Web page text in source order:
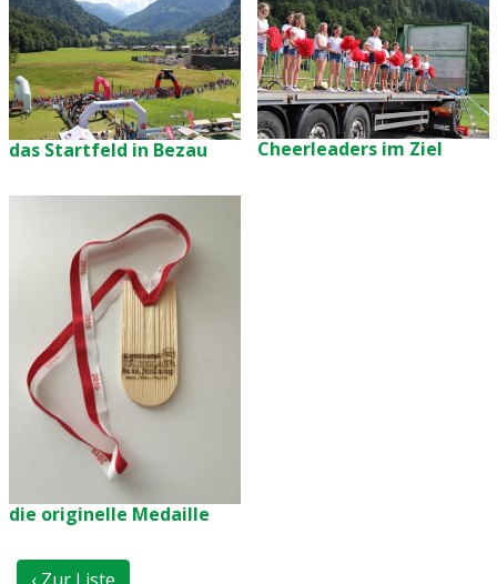
das Startfeld in Bezau Cheerleaders im Ziel
die originelle Medaille